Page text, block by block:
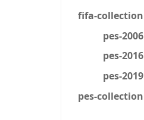
fifa-collection
pes-2006
pes-2016
pes-2019
pes-collection